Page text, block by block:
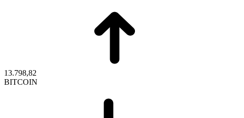
13.798,82
BITCOIN